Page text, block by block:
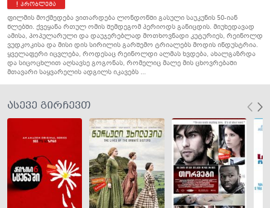
პრობლემა
ფილმის მოქმედება ვითარდება ლონდონში გასული საუკუნის 50-იან
წლებში. ქვეყანა რთულ ომის შემდეგომ პერიოდს განიცდის. მიუხედავად
ამისა, პოპულარული და დაუჯერებლად მოთხოვნადი კუტურიეს, რეინოლდ
ვუდკოკისა და მისი დის სირილის გარშემო ტრიალებს მოდის ინდუსტრია.
ყველაფერი იცვლება, როდესაც რეინოლდი ალმას ხვდება, ახალგაზრდა
და სიცოცხლით აღსავსე გოგონას, რომელიც მალე მის ცხოვრებაში
მთავარი საყვარელის ადგილს იკავებს ...
ასევე გირჩევთ